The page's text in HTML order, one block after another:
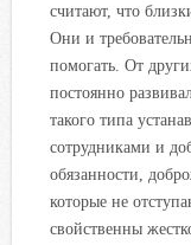
считают, что
Они и
помогать. От
постоянно
такого типа
сотрудниками и
обязанности,
которые не
свойственны